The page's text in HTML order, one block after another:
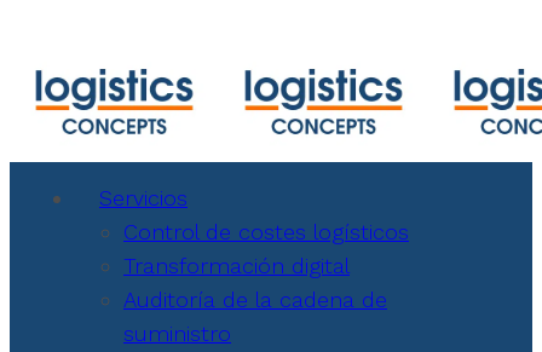
Servicios
Control de costes logísticos
Transformación digital
Auditoría de la cadena de
suministro